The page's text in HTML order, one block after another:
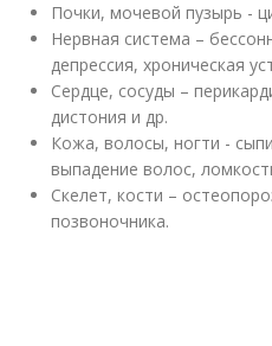
Почки, мочевой пузырь -
Нервная система –
депрессия, хроническая
Сердце, сосуды –
дистония и др.
Кожа, волосы, ногти -
выпадение волос,
Скелет, кости –
позвоночника.